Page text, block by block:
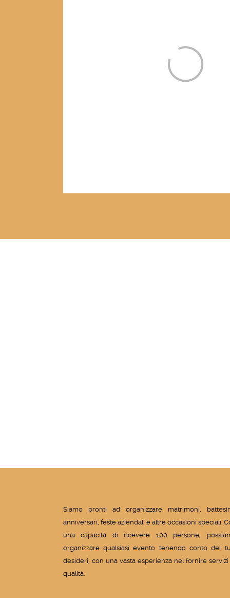
Siamo pronti ad organizzare matrimoni,
anniversari, feste aziendali e altre occasioni speciali.
una capacità di ricevere 100 persone,
organizzare qualsiasi evento tenendo conto dei
desideri, con una vasta esperienza nel fornire
qualità.